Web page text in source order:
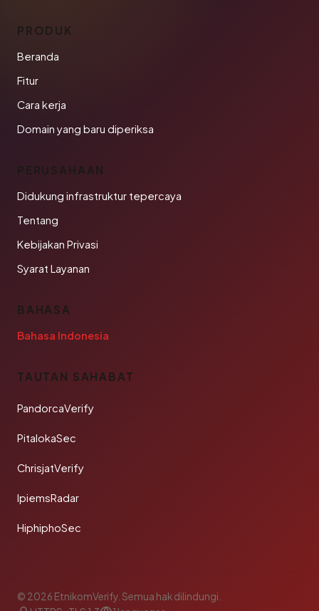
PRODUK
Beranda
Fitur
Cara kerja
Domain yang baru diperiksa
PERUSAHAAN
Didukung infrastruktur tepercaya
Tentang
Kebijakan Privasi
Syarat Layanan
BAHASA
Bahasa Indonesia
TAUTAN SAHABAT
PandorcaVerify
PitalokaSec
ChrisjatVerify
IpiemsRadar
HiphiphoSec
© 2026 EtnikomVerify. Semua hak dilindungi.